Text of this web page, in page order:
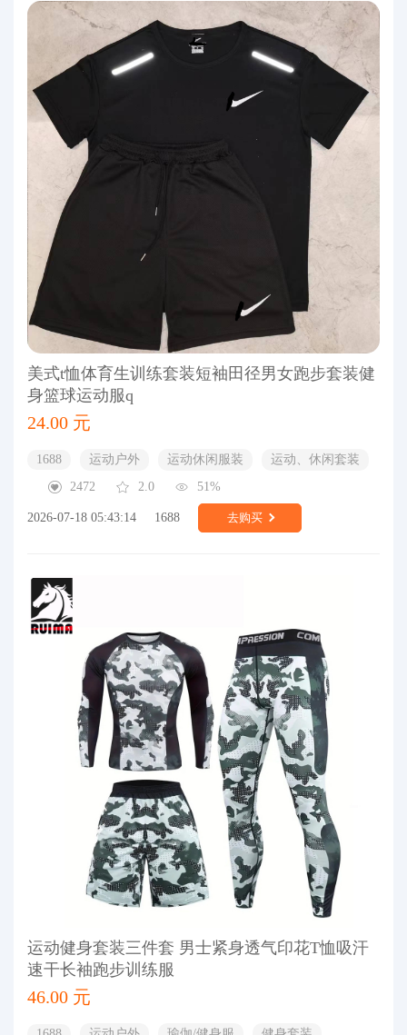
美式t恤体育生训练套装短袖田径男女跑步套装健
身篮球运动服q
24.00 元
1688 运动户外 运动休闲服装
运动、休闲套装
2472
2.0 51%
2026-07-18 05:43:14 1688 去购买
运动健身套装三件套 男士紧身透气印花T恤吸汗
速干长袖跑步训练服
46.00 元